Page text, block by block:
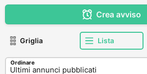
Crea avviso
Griglia Lista
Ordinare